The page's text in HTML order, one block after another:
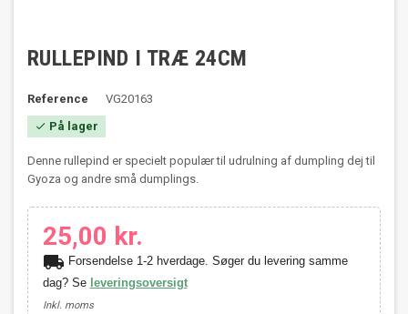
RULLEPIND I TRÆ 24CM
Reference VG20163
 På lager
Denne rullepind er specielt populær til udrulning af dumpling dej til
Gyoza og andre små dumplings.
25,00 kr.
local_shippingForsendelse 1-2 hverdage. Søger du levering samme
dag? Se leveringsoversigt
Inkl. moms